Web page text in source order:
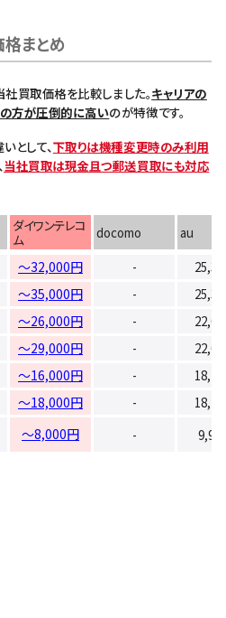
まとめ
買取価格を比較しました。キャリアの
方が圧倒的に高いのが特徴です。
として、下取りは機種変更時のみ利用
当社買取は現金且つ郵送買取にも対応
ダイワンテレコ
ム
docomo au
～32,000円 -
～35,000円 -
～26,000円 -
～29,000円 -
～16,000円 -
～18,000円 -
～8,000円 -